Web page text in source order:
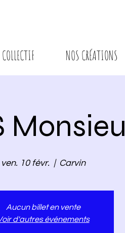
COLLECTIF NOS CRÉATIONS
ven. 10 févr.
  |
Carvin
Aucun billet en vente
d'autres événements